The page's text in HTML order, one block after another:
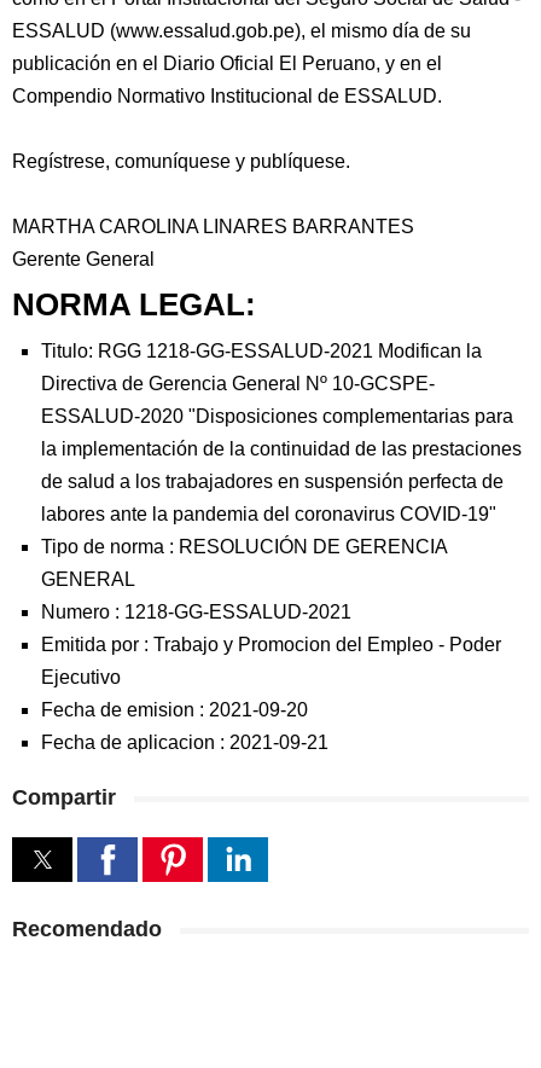
ESSALUD (www.essalud.gob.pe), el mismo día de su
publicación en el Diario Oficial El Peruano, y en el
Compendio Normativo Institucional de ESSALUD.
Regístrese, comuníquese y publíquese.
MARTHA CAROLINA LINARES BARRANTES
Gerente General
NORMA LEGAL:
Titulo: RGG 1218-GG-ESSALUD-2021 Modifican la
Directiva de Gerencia General Nº 10-GCSPE-
ESSALUD-2020 "Disposiciones complementarias para
la implementación de la continuidad de las prestaciones
de salud a los trabajadores en suspensión perfecta de
labores ante la pandemia del coronavirus COVID-19"
Tipo de norma : RESOLUCIÓN DE GERENCIA
GENERAL
Numero : 1218-GG-ESSALUD-2021
Emitida por : Trabajo y Promocion del Empleo - Poder
Ejecutivo
Fecha de emision : 2021-09-20
Fecha de aplicacion : 2021-09-21
Compartir
Recomendado